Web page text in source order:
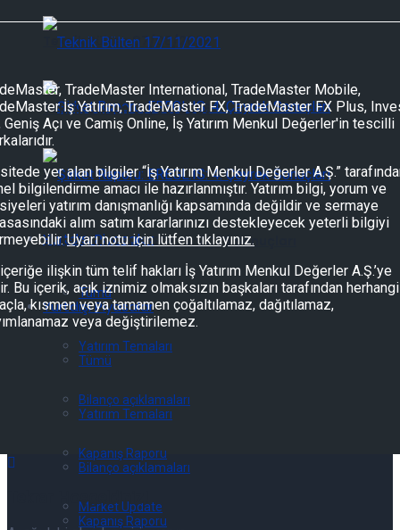
Teknik Bülten 07/08/2026
Şirket Raporu: EREGL.IS: 2Ç26 Sonuçları
Yurtdışı Piyasalar
Tümü
Yatırım Temaları
Bilanço açıklamaları
Kapanış Raporu
Market Update
Teknik Bülten 07/08/2026
Şirket Raporu: EREGL.IS: 2Ç26 Sonuçları
Yurtdışı Piyasalar
Tümü
Yatırım Temaları
Bilanço açıklamaları
Kapanış Raporu
TradeMaster International, TradeMaster Mobile,
İş Yatırım, TradeMaster FX, TradeMaster FX Plus,
Geniş Açı ve Camiş Online, İş Yatırım Menkul Değerler'in tescilli
yer alan bilgiler “İş Yatırım Menkul Değerler A.Ş.”
bilgilendirme amacı ile hazırlanmıştır. Yatırım bilgi, yorum ve
yatırım danışmanlığı kapsamında değildir ve sermaye
alım satım kararlarınızı destekleyecek yeterli bilgiyi
Uyarı notu için lütfen tıklayınız.
ilişkin tüm telif hakları İş Yatırım Menkul Değerler A.Ş.’ye
Bu içerik, açık iznimiz olmaksızın başkaları tarafından
kısmen veya tamamen çoğaltılamaz, dağıtılamaz,
veya değiştirilemez.
Tekrar Hoşgeldiniz!